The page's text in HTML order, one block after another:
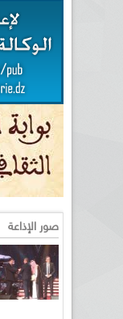
صور الإذاعة